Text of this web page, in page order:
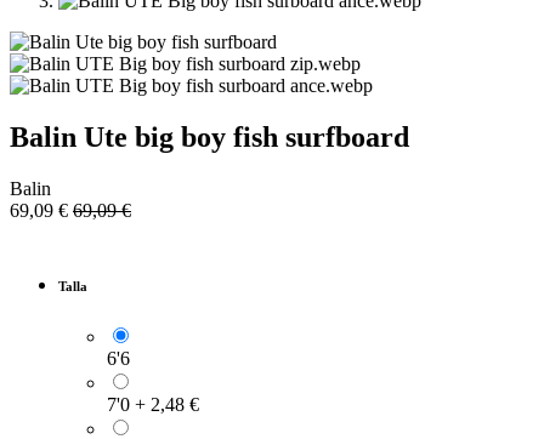
Balin Ute big boy fish surfboard
Balin
69,09 € 69,09€
Talla
6'6
7'0 + 2,48 €